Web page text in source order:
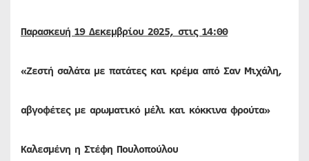
Παρασκευή 19 Δεκεμβρίου 2025, στις 14:00
«Ζεστή σαλάτα με πατάτες και κρέμα από Σαν Μιχάλη,
αβγοφέτες με αρωματικό μέλι και κόκκινα φρούτα»
Καλεσμένη η Στέφη Πουλοπούλου